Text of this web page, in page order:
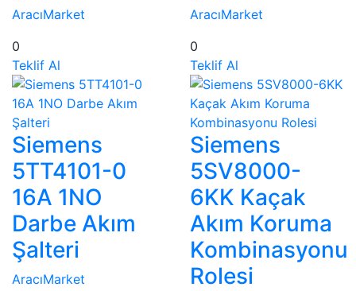
AracıMarket
0
Teklif Al
AracıMarket
0
Teklif Al
Siemens
5TT4101-0
16A 1NO
Darbe Akım
Şalteri
AracıMarket
Siemens
5SV8000-
6KK Kaçak
Akım Koruma
Kombinasyonu
Rolesi